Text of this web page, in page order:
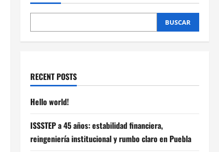
BUSCAR
RECENT POSTS
Hello world!
ISSSTEP a 45 años: estabilidad financiera,
reingeniería institucional y rumbo claro en Puebla